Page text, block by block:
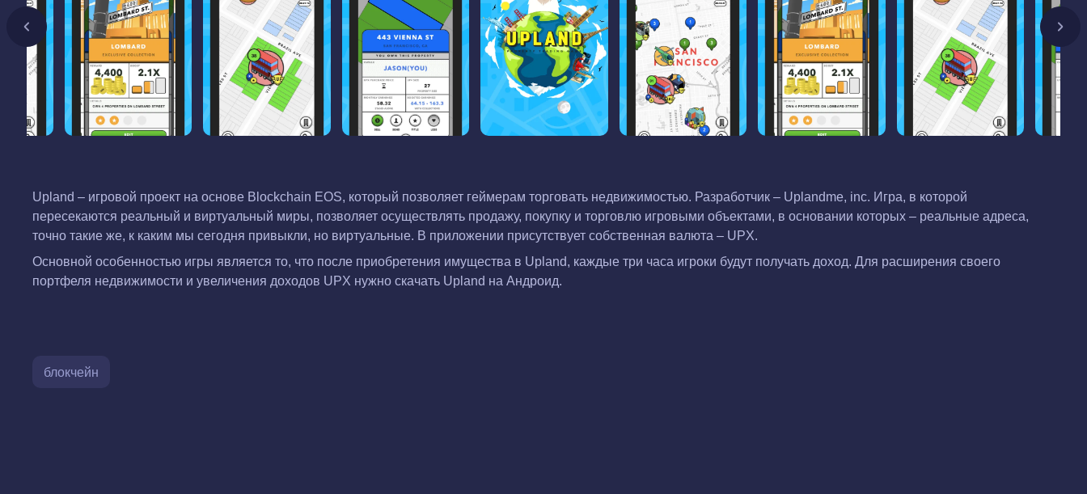
Upland – игровой проект на основе Blockchain EOS, который позволяет геймерам торговать недвижимостью. Разработчик – Uplandme, inc. Игра, в которой
пересекаются реальный и виртуальный миры, позволяет осуществлять продажу, покупку и торговлю игровыми объектами, в основании которых – реальные адреса,
точно такие же, к каким мы сегодня привыкли, но виртуальные. В приложении присутствует собственная валюта – UPX.
Основной особенностью игры является то, что после приобретения имущества в Upland, каждые три часа игроки будут получать доход. Для расширения своего
портфеля недвижимости и увеличения доходов UPX нужно скачать Upland на Андроид.
блокчейн